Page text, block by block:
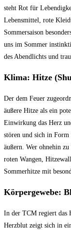
steht Rot für
Lebensmittel, rote
Sommersaison
uns im Sommer
des Abendlichts und
Klima: Hitze
Der dem Feuer
äußere Hitze als ein
Einwirkung das Herz
stören und sich in
äußern. Wer ohnehin
roten Wangen,
Sommerhitze mit
Körpergewebe:
In der TCM regiert das
Herzblut zeigt sich in